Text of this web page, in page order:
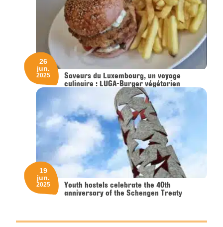
Saveurs du Luxembourg, un voyage
culinaire : LUGA-Burger végétarien
26
jun.
2025
Youth hostels celebrate the 40th
anniversary of the Schengen Treaty
19
jun.
2025